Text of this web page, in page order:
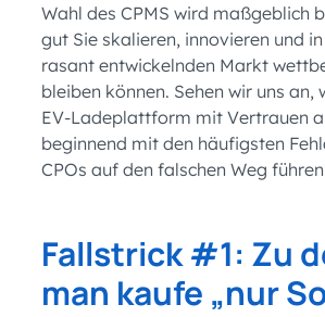
Wahl des CPMS wird maßgeblich
gut Sie skalieren, innovieren und
rasant entwickelnden Markt
bleiben können. Sehen wir uns an,
EV-Ladeplattform mit Vertrauen
beginnend mit den häufigsten
CPOs auf den falschen Weg
Fallstrick #1: Zu
man kaufe „nur